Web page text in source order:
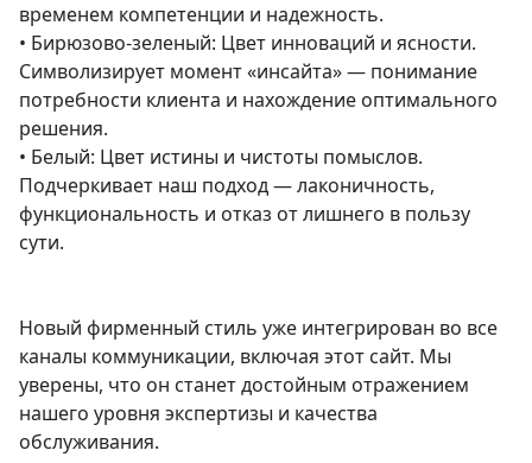
временем компетенции и надежность.
• Бирюзово-зеленый: Цвет инноваций и ясности.
Символизирует момент «инсайта» — понимание
потребности клиента и нахождение оптимального
решения.
• Белый: Цвет истины и чистоты помыслов.
Подчеркивает наш подход — лаконичность,
функциональность и отказ от лишнего в пользу
сути.
Новый фирменный стиль уже интегрирован во все
каналы коммуникации, включая этот сайт. Мы
уверены, что он станет достойным отражением
нашего уровня экспертизы и качества
обслуживания.